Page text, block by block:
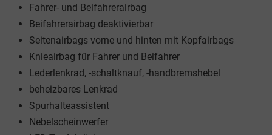
Fahrer- und Beifahrerairbag
Beifahrerairbag deaktivierbar
Seitenairbags vorne und hinten mit Kopfairbags
Knieairbag für Fahrer und Beifahrer
Lederlenkrad, -schaltknauf, -handbremshebel
beheizbares Lenkrad
Spurhalteassistent
Nebelscheinwerfer